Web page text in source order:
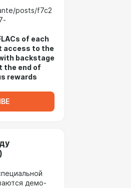
posts/f7c2
of each
access to the
backstage
the end of
rewards
демо-